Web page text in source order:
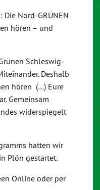
Nord-GRÜNEN
hören – und
Schleswig-
Deshalb
hören (…) Eure
Gemeinsam
widerspiegelt
hatten wir
Plön gestartet.
Online oder per